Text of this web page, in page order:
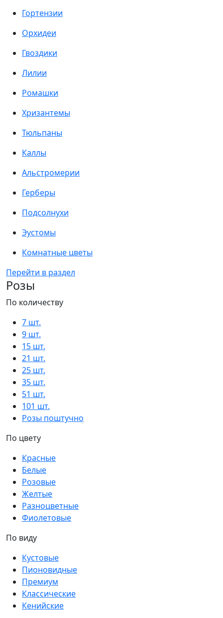
Гортензии
Орхидеи
Гвоздики
Лилии
Ромашки
Хризантемы
Тюльпаны
Каллы
Альстромерии
Герберы
Подсолнухи
Эустомы
Комнатные цветы
Перейти в раздел
Розы
По количеству
7 шт.
9 шт.
15 шт.
21 шт.
25 шт.
35 шт.
51 шт.
101 шт.
Розы поштучно
По цвету
Красные
Белые
Розовые
Желтые
Разноцветные
Фиолетовые
По виду
Кустовые
Пионовидные
Премиум
Классические
Кенийские